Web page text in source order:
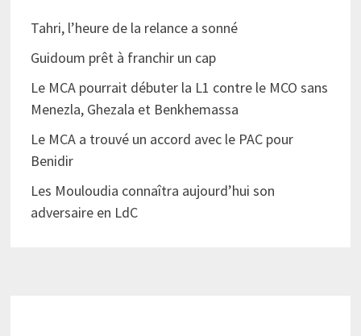
Tahri, l’heure de la relance a sonné
Guidoum prêt à franchir un cap
Le MCA pourrait débuter la L1 contre le MCO sans
Menezla, Ghezala et Benkhemassa
Le MCA a trouvé un accord avec le PAC pour
Benidir
Les Mouloudia connaîtra aujourd’hui son
adversaire en LdC